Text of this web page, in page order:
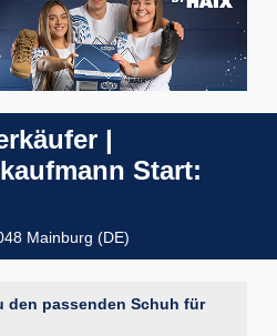
|
Start:
Mainburg (DE)
den passenden Schuh für